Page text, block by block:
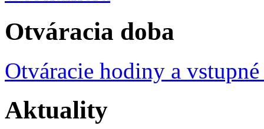
Otváracia doba
Otváracie hodiny a
Aktuality